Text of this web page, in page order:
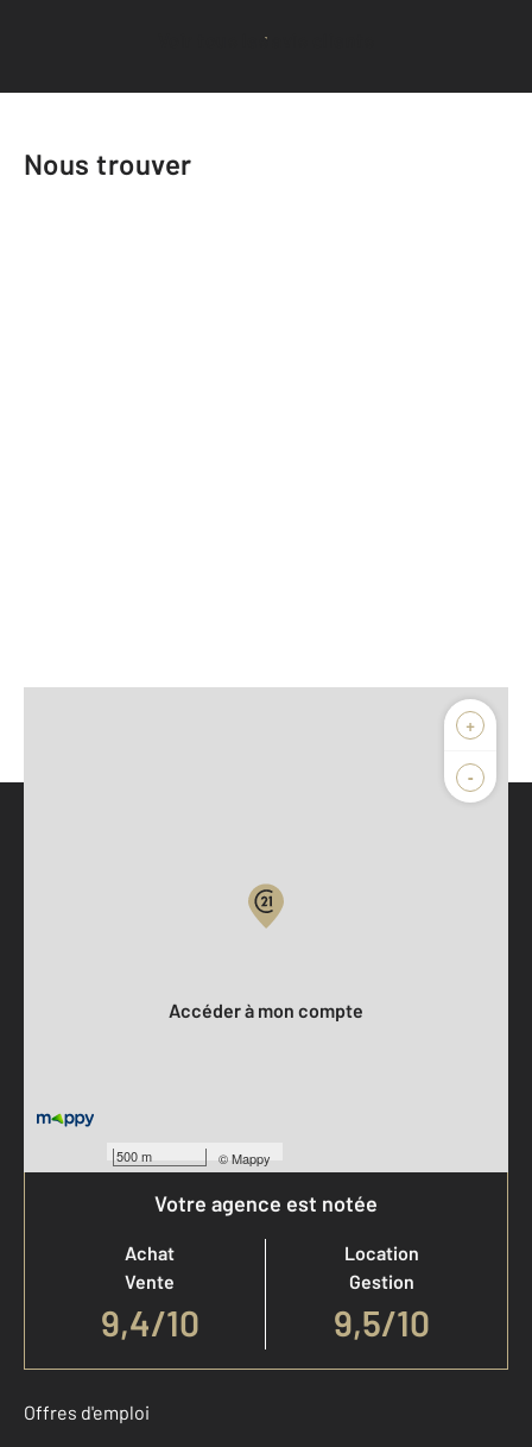
Voir tous les avis clients
Nous trouver
+
-
500 m ©Mappy
Accéder à mon compte
Votre agence est notée
Achat
Vente
9,4/10
Location
Gestion
9,5/10
Offres d'emploi